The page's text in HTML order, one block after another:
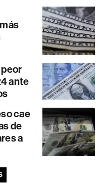
peor
ante
cae
de
a